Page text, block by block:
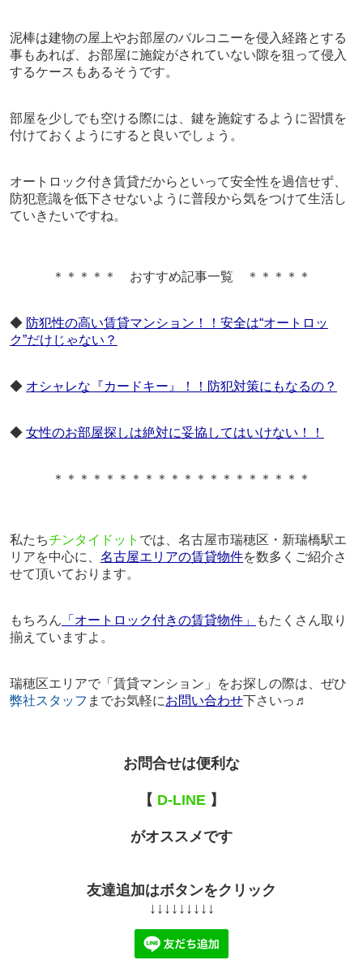
泥棒は建物の屋上やお部屋のバルコニーを侵入経路とする
事もあれば、お部屋に施錠がされていない隙を狙って侵入
するケースもあるそうです。
部屋を少しでも空ける際には、鍵を施錠するように習慣を
付けておくようにすると良いでしょう。
オートロック付き賃貸だからといって安全性を過信せず、
防犯意識を低下させないように普段から気をつけて生活し
ていきたいですね。
＊＊＊＊＊ おすすめ記事一覧 ＊＊＊＊＊
◆ 防犯性の高い賃貸マンション！！安全は“オートロッ
ク”だけじゃない？
◆ オシャレな『カードキー』！！防犯対策にもなるの？
◆ 女性のお部屋探しは絶対に妥協してはいけない！！
＊＊＊＊＊＊＊＊＊＊＊＊＊＊＊＊＊＊＊＊
私たちチンタイドット では、名古屋市瑞穂区・新瑞橋駅エ
リアを中心に、 名古屋エリアの賃貸物件を数多くご紹介さ
せて頂いております。
もちろん 「オートロック付きの賃貸物件」
もたくさん取り
揃えていますよ。
瑞穂区エリアで「賃貸マンション」をお探しの際は、ぜひ
弊社スタッフ までお気軽にお問い合わせ下さいっ♬
お問合せは便利な
【 D-LINE 】
がオススメです
友達追加はボタンをクリック
↓↓↓↓↓↓↓↓↓